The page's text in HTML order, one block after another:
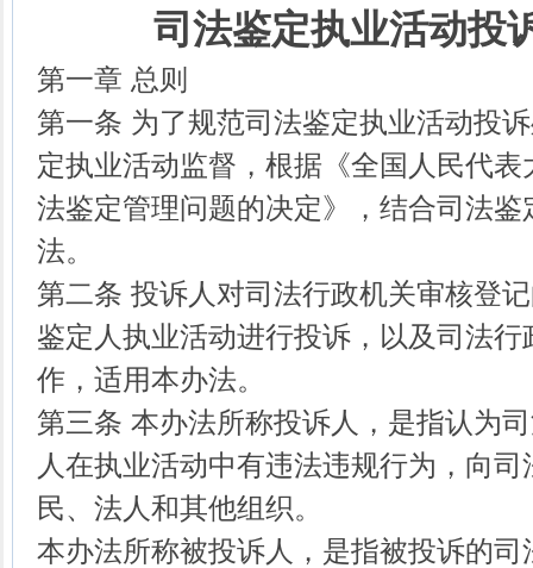
司法鉴定执业活动投
第一章 总则
第一条 为了规范司法鉴定执业活动投
定执业活动监督，根据《全国人民代
法鉴定管理问题的决定》，结合司法
法。
第二条 投诉人对司法行政机关审核登
鉴定人执业活动进行投诉，以及司法
作，适用本办法。
第三条 本办法所称投诉人，是指认为
人在执业活动中有违法违规行为，向
民、法人和其他组织。
本办法所称被投诉人，是指被投诉的